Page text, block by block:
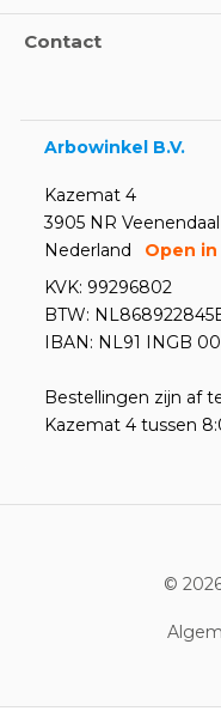
Contact
Arbowinkel B.V.
Kazemat 4
3905 NR Veenendaal
Nederland
Open in
KVK: 99296802
BTW:
IBAN: NL91 INGB
Bestellingen zijn af
Kazemat 4 tussen
©